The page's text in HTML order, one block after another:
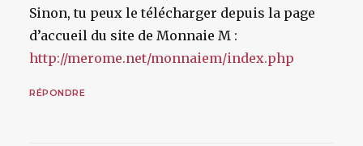
Sinon, tu peux le télécharger depuis la page
d’accueil du site de Monnaie M :
http://merome.net/monnaiem/index.php
RÉPONDRE